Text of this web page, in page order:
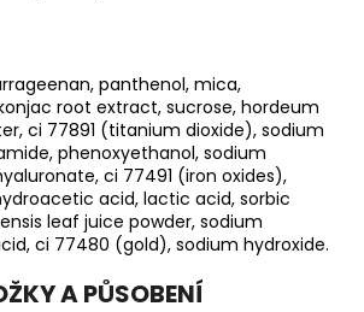
panthenol, mica,
root extract, sucrose, hordeum
ci 77891 (titanium dioxide), sodium
phenoxyethanol, sodium
ci 77491 (iron oxides),
acid, lactic acid, sorbic
leaf juice powder, sodium
ci 77480 (gold), sodium hydroxide.
A PŮSOBENÍ